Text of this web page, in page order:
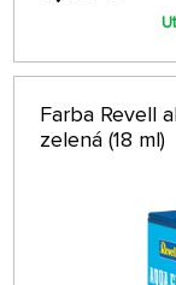
Farba Revell
zelená (18 ml)